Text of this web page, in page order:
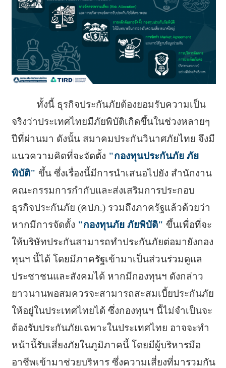
ทั้งนี้ ธุรกิจประกันภัยต้องยอมรับความเป็น
จริงว่าประเทศไทยมีภัยพิบัติเกิดขึ้นในช่วงหลายๆ
ปีที่ผ่านมา ดังนั้น สมาคมประกันวินาศภัยไทย จึงมี
แนวความคิดที่จะจัดตั้ง "กองทุนประกันภัย ภัย
พิบัติ" ขึ้น ซึ่งเรื่องนี้มีการนำเสนอไปยัง สำนักงาน
คณะกรรมการกำกับและส่งเสริมการประกอบ
ธุรกิจประกันภัย (คปภ.) รวมถึงภาครัฐแล้วด้วยว่า
หากมีการจัดตั้ง "กองทุนภัย ภัยพิบัติ" ขึ้นเพื่อที่จะ
ให้บริษัทประกันสามารถทำประกันภัยต่อมายังกอง
ทุนฯ นี้ได้ โดยมีภาครัฐเข้ามาเป็นส่วนร่วมดูแล
ประชาชนและสังคมได้ หากมีกองทุนฯ ดังกล่าว
ยาวนานพอสมควรจะสามารถสะสมเบี้ยประกันภัย
ให้อยู่ในประเทศไทยได้ ซึ่งกองทุนฯ นี้ไม่จำเป็นจะ
ต้องรับประกันภัยเฉพาะในประเทศไทย อาจจะทำ
หน้านี้รับเสี่ยงภัยในภูมิภาคนี้ โดยมีผู้บริหารมือ
อาชีพเข้ามาช่วยบริหาร ซึ่งความเสี่ยงที่มารวมกัน